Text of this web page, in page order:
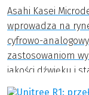
Asahi Kasei
wprowadza na
cyfrowo-
zastosowaniom
jakości dźwięku i